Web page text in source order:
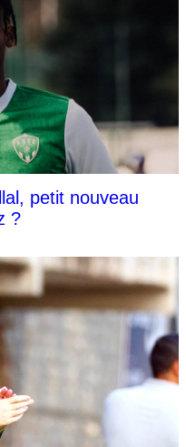
petit nouveau
?